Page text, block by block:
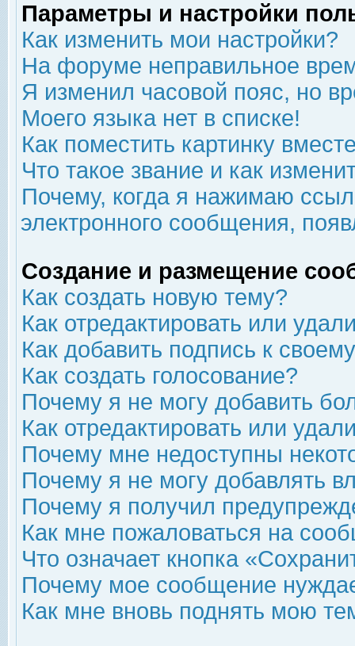
Параметры и настройки
Как изменить мои настройки?
На форуме неправильное
Я изменил часовой пояс, но
Моего языка нет в списке!
Как поместить картинку
Что такое звание и как
Почему, когда я нажимаю
электронного сообщения,
Создание и размещение
Как создать новую тему?
Как отредактировать или
Как добавить подпись к
Как создать голосование?
Почему я не могу добавить
Как отредактировать или
Почему мне недоступны
Почему я не могу добавлять
Почему я получил
Как мне пожаловаться на
Что означает кнопка
Почему мое сообщение
Как мне вновь поднять мою